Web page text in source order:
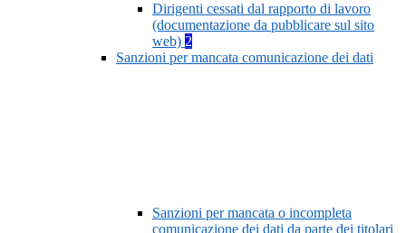
Dirigenti cessati dal rapporto di lavoro
(documentazione da pubblicare sul sito
web) 2
Sanzioni per mancata comunicazione dei dati
Sanzioni per mancata o incompleta
comunicazione dei dati da parte dei titolari